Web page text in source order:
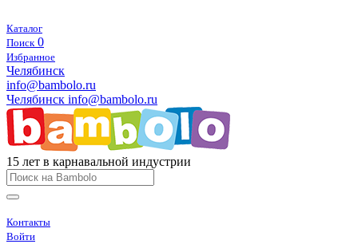
Каталог
Поиск 0
Избранное
Челябинск
info@bambolo.ru
Челябинск info@bambolo.ru
15 лет в карнавальной индустрии
Контакты
Войти